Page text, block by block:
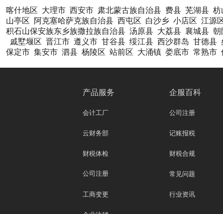
喀什地区 大理市 西安市 肃北蒙古族自治县 费县 芜湖县 枋
山亭区
阿克塞哈萨克族自治县 西屯区 白沙乡 小店区 江源
积石山保安族东乡族撒拉族自治县 汤原县 大荔县 襄城县 朝
戚墅堰区 晋江市 遵义市 甘谷县 绥江县 西沙群岛 甘德县
保定市 集安市 泗县 杨陵区 站前区 大涌镇 娄底市 常熟市
产品服务
会计工厂
云财务部
财税体检
公司注册
工商变更
企服百科
公司注册
记账报税
财税合规
常见问题
行业资讯